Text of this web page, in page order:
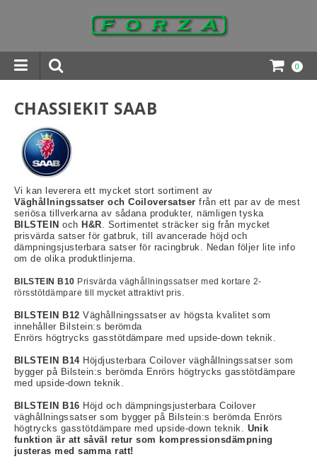
0
Rally-Racing-Klassiker
BUMPSTOPS, DAMASKER UNIVERSAL, DOMKRAFTS-
CHASSIEKIT SAAB
Vi kan leverera ett mycket stort sortiment av
Väghållningssatser och Coiloversatser från ett par av de mest
seriösa tillverkarna av sådana produkter, nämligen tyska
BILSTEIN ochH&R . Sortimentet sträcker sig från mycket
prisvärda satser för gatbruk, till avancerade höjd och
dämpningsjusterbara satser för racingbruk. Nedan följer lite info
om de olika produktlinjerna.
BILSTEIN B10 Prisvärda väghållningssatser med kortare 2-
rörsstötdämpare till mycket attraktivt pris.
BILSTEIN B12 Väghållningssatser av högsta kvalitet som
innehåller Bilstein:s berömda
Enrörs högtrycks gasstötdämpare med upside-down teknik.
BILSTEIN B14Höjdjusterbara Coilover väghållningssatser som
bygger på Bilstein:s berömda Enrörs högtrycks gasstötdämpare
med upside-down teknik.
BILSTEIN B16 Höjd och dämpningsjusterbara Coilover
väghållningssatser som bygger på Bilstein:s berömda Enrörs
högtrycks gasstötdämpare med upside-down teknik.
Unik
funktion är att såväl retur som kompressionsdämpning
justeras med samma ratt!